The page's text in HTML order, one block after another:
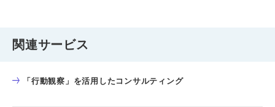
関連サービス
「行動観察」を活用したコンサルティング